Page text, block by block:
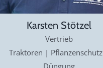
Karsten Stötzel
Vertrieb
Traktoren |